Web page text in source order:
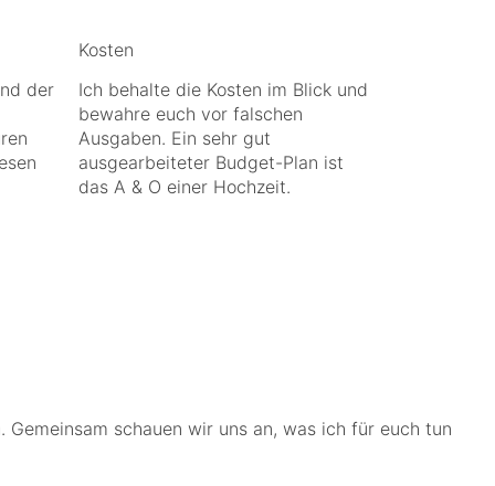
der
Kosten
Ich behalte die Kosten im Blick und
bewahre euch vor falschen
Ausgaben. Ein sehr gut
ausgearbeiteter Budget-Plan ist
das A & O einer Hochzeit.
schauen wir uns an, was ich für euch tun